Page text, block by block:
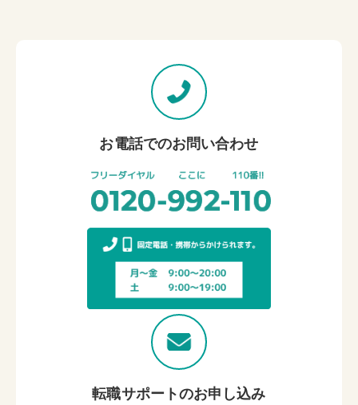
お電話でのお問い合わせ
転職サポートのお申し込み